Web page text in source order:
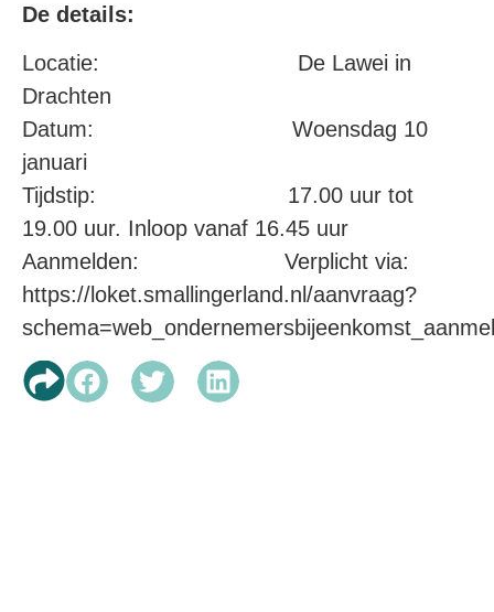
De details:
Locatie: De Lawei in
Drachten
Datum: Woensdag 10
januari
Tijdstip: 17.00 uur tot
19.00 uur. Inloop vanaf 16.45 uur
Aanmelden: Verplicht via:
https://loket.smallingerland.nl/aanvraag?